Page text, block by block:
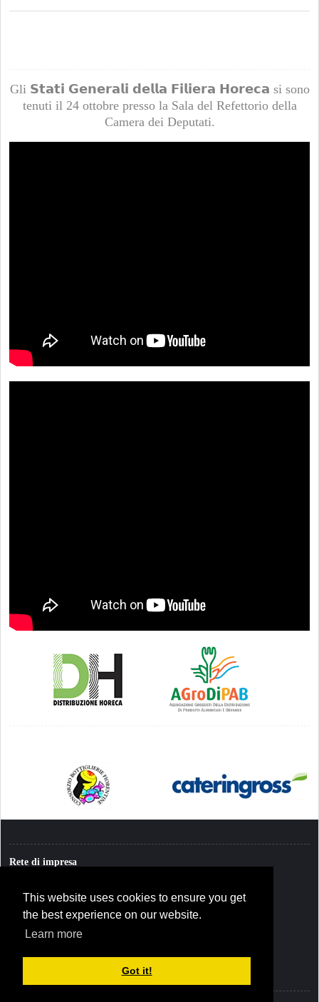
This website uses cookies to ensure you get
the best experience on our website.
Learn more
Got it!
Gli 𝗦𝘁𝗮𝘁𝗶 𝗚𝗲𝗻𝗲𝗿𝗮𝗹𝗶 𝗱𝗲𝗹𝗹𝗮 𝗙𝗶𝗹𝗶𝗲𝗿𝗮 𝗛𝗼𝗿𝗲𝗰𝗮 si sono
tenuti il 24 ottobre presso la Sala del Refettorio della
Camera dei Deputati.
Rete di impresa
Sede Operativa: presso Tuttopress Editrice Srl
Via Paolo Onorato Vigliani, 13 - 20148 Milano